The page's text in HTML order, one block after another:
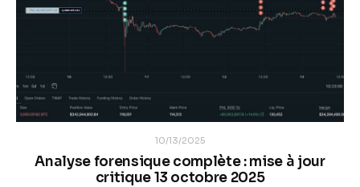
10/13/2025
Analyse forensique complète : mise à jour
critique 13 octobre 2025